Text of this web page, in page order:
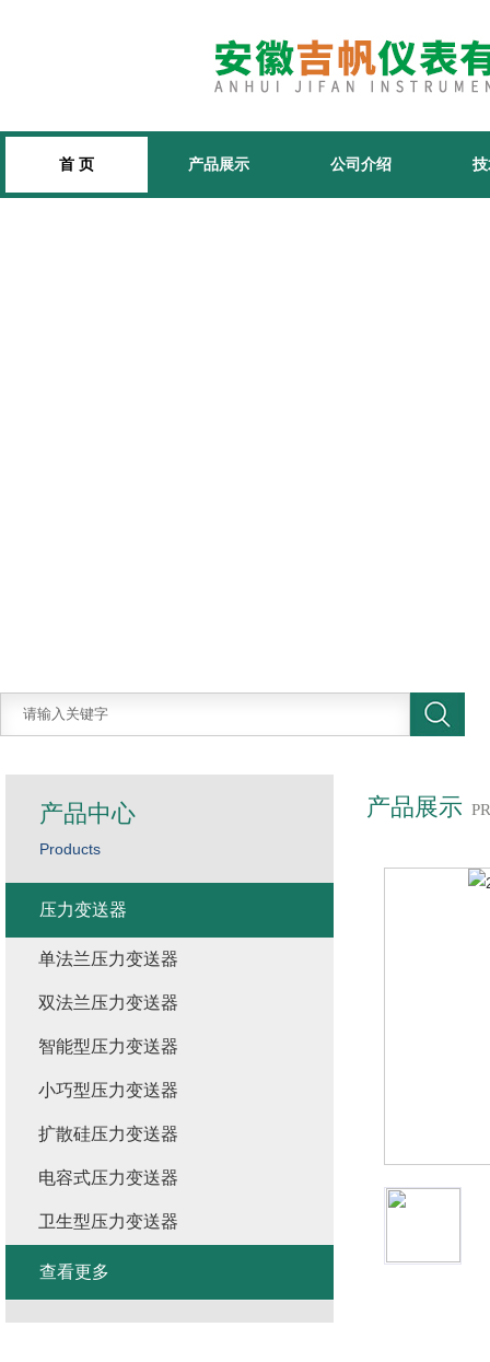
首 页 产品展示 公司介绍
产品展示
产品中心
Products
压力变送器
单法兰压力变送器
双法兰压力变送器
智能型压力变送器
小巧型压力变送器
扩散硅压力变送器
电容式压力变送器
卫生型压力变送器
查看更多